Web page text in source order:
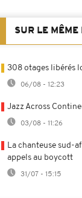
SUR LE MÊME
308 otages libérés
06/08 - 12:23
Jazz Across
03/08 - 11:26
La chanteuse sud-
appels au boycott
31/07 - 15:15